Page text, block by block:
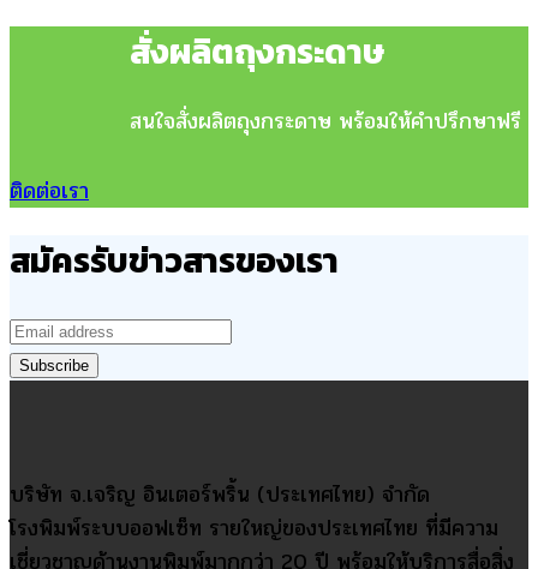
สั่งผลิตถุงกระดาษ
สนใจสั่งผลิตถุงกระดาษ พร้อมให้คำปรึกษาฟรี
ติดต่อเรา
สมัครรับข่าวสารของเรา
บริษัท จ.เจริญ อินเตอร์พริ้น (ประเทศไทย) จำกัด
โรงพิมพ์ระบบออฟเซ็ท รายใหญ่ของประเทศไทย ที่มีความ